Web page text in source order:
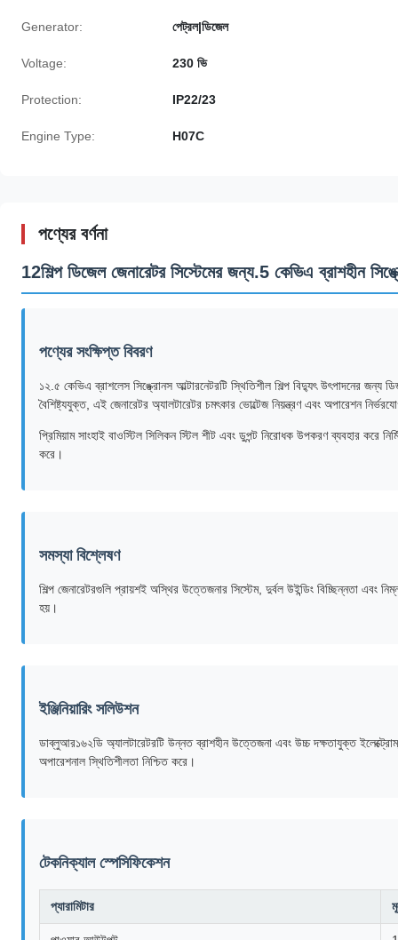
Generator: পেট্রল|ডিজেল
Voltage: 230 ভি
Protection: IP22/23
Engine Type: H07C
পণ্যের বর্ণনা
12শিল্প ডিজেল জেনারেটর সিস্টেমের জন্য.5 কেভিএ ব্রাশহীন
পণ্যের সংক্ষিপ্ত বিবরণ
১২.৫ কেভিএ ব্রাশলেস সিঙ্ক্রোনস আল্টারনেটরটি স্থিতিশীল শিল্প বিদ্যুৎ উৎপাদনের
বৈশিষ্ট্যযুক্ত, এই জেনারেটর অ্যালটারেটর চমৎকার ভোল্টেজ নিয়ন্ত্রণ এবং অপারেশন
প্রিমিয়াম সাংহাই বাওস্টিল সিলিকন স্টিল শীট এবং ডুপন্ট নিরোধক উপকরণ ব্যবহার করে
করে।
সমস্যা বিশ্লেষণ
শিল্প জেনারেটরগুলি প্রায়শই অস্থির উত্তেজনার সিস্টেম, দুর্বল উইন্ডিং বিচ্ছিন্নতা এবং
হয়।
ইঞ্জিনিয়ারিং সলিউশন
ডাব্লুআর১৬২ডি অ্যালটারেটরটি উন্নত ব্রাশহীন উত্তেজনা এবং উচ্চ দক্ষতাযুক্ত
অপারেশনাল স্থিতিশীলতা নিশ্চিত করে।
টেকনিক্যাল স্পেসিফিকেশন
প্যারামিটার